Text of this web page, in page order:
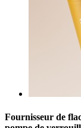
Fournisseur de